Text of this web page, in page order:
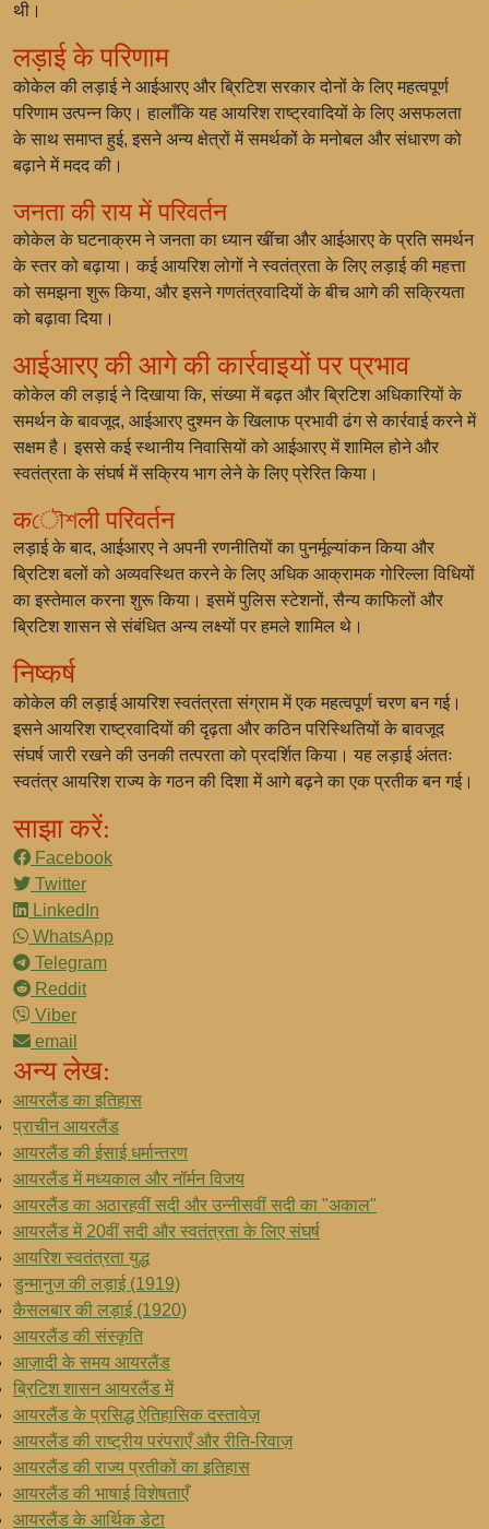
थी।
लड़ाई के परिणाम
कोकेल की लड़ाई ने आईआरए और ब्रिटिश सरकार दोनों के लिए महत्वपूर्ण
परिणाम उत्पन्न किए। हालाँकि यह आयरिश राष्ट्रवादियों के लिए असफलता
के साथ समाप्त हुई, इसने अन्य क्षेत्रों में समर्थकों के मनोबल और संधारण को
बढ़ाने में मदद की।
जनता की राय में परिवर्तन
कोकेल के घटनाक्रम ने जनता का ध्यान खींचा और आईआरए के प्रति समर्थन
के स्तर को बढ़ाया। कई आयरिश लोगों ने स्वतंत्रता के लिए लड़ाई की महत्ता
को समझना शुरू किया, और इसने गणतंत्रवादियों के बीच आगे की सक्रियता
को बढ़ावा दिया।
आईआरए की आगे की कार्रवाइयों पर प्रभाव
कोकेल की लड़ाई ने दिखाया कि, संख्या में बढ़त और ब्रिटिश अधिकारियों के
समर्थन के बावजूद, आईआरए दुश्मन के खिलाफ प्रभावी ढंग से कार्रवाई करने में
सक्षम है। इससे कई स्थानीय निवासियों को आईआरए में शामिल होने और
स्वतंत्रता के संघर्ष में सक्रिय भाग लेने के लिए प्रेरित किया।
कৌশली परिवर्तन
लड़ाई के बाद, आईआरए ने अपनी रणनीतियों का पुनर्मूल्यांकन किया और
ब्रिटिश बलों को अव्यवस्थित करने के लिए अधिक आक्रामक गोरिल्ला विधियों
का इस्तेमाल करना शुरू किया। इसमें पुलिस स्टेशनों, सैन्य काफिलों और
ब्रिटिश शासन से संबंधित अन्य लक्ष्यों पर हमले शामिल थे।
निष्कर्ष
कोकेल की लड़ाई आयरिश स्वतंत्रता संग्राम में एक महत्वपूर्ण चरण बन गई।
इसने आयरिश राष्ट्रवादियों की दृढ़ता और कठिन परिस्थितियों के बावजूद
संघर्ष जारी रखने की उनकी तत्परता को प्रदर्शित किया। यह लड़ाई अंततः
स्वतंत्र आयरिश राज्य के गठन की दिशा में आगे बढ़ने का एक प्रतीक बन गई।
साझा करें:
Facebook
Twitter
LinkedIn
WhatsApp
Telegram
Reddit
Viber
email
अन्य लेख:
आयरलैंड का इतिहास
प्राचीन आयरलैंड
आयरलैंड की ईसाई धर्मान्तरण
आयरलैंड में मध्यकाल और नॉर्मन विजय
आयरलैंड का अठारहवीं सदी और उन्नीसवीं सदी का "अकाल"
आयरलैंड में 20वीं सदी और स्वतंत्रता के लिए संघर्ष
आयरिश स्वतंत्रता युद्ध
डुन्मानुज की लड़ाई (1919)
कैसलबार की लड़ाई (1920)
आयरलैंड की संस्कृति
आज़ादी के समय आयरलैंड
ब्रिटिश शासन आयरलैंड में
आयरलैंड के प्रसिद्ध ऐतिहासिक दस्तावेज़
आयरलैंड की राष्ट्रीय परंपराएँ और रीति-रिवाज़
आयरलैंड की राज्य प्रतीकों का इतिहास
आयरलैंड की भाषाई विशेषताएँ
आयरलैंड के आर्थिक डेटा